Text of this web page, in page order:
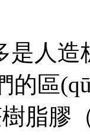
是人造
區
脂膠